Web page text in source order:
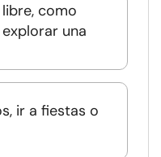
como
una
ir a fiestas o